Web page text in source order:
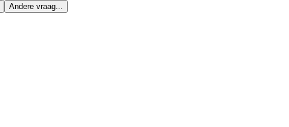
Andere vraag...